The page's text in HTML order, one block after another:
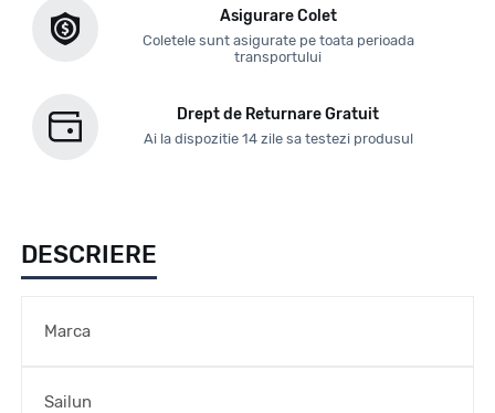
Asigurare Colet
Coletele sunt asigurate pe toata perioada
transportului
Drept de Returnare Gratuit
Ai la dispozitie 14 zile sa testezi produsul
DESCRIERE
Marca
Sailun